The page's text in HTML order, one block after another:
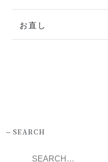
お直し
-SEARCH